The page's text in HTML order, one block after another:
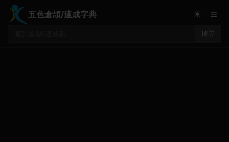
五色倉頡/速成字典
搜尋
☀ ≡